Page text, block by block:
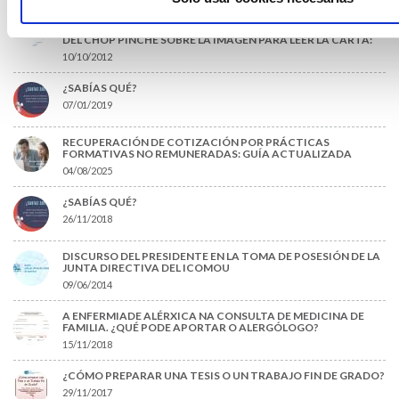
PONTEVEDRA SOBRE LAS ACTUACIONES DE LA GERENCIA
DEL CHOP PINCHE SOBRE LA IMAGEN PARA LEER LA CARTA:
10/10/2012
¿SABÍAS QUÉ?
07/01/2019
RECUPERACIÓN DE COTIZACIÓN POR PRÁCTICAS
FORMATIVAS NO REMUNERADAS: GUÍA ACTUALIZADA
04/08/2025
¿SABÍAS QUÉ?
26/11/2018
DISCURSO DEL PRESIDENTE EN LA TOMA DE POSESIÓN DE LA
JUNTA DIRECTIVA DEL ICOMOU
09/06/2014
A ENFERMIADE ALÉRXICA NA CONSULTA DE MEDICINA DE
FAMILIA. ¿QUÉ PODE APORTAR O ALERGÓLOGO?
15/11/2018
¿CÓMO PREPARAR UNA TESIS O UN TRABAJO FIN DE GRADO?
29/11/2017